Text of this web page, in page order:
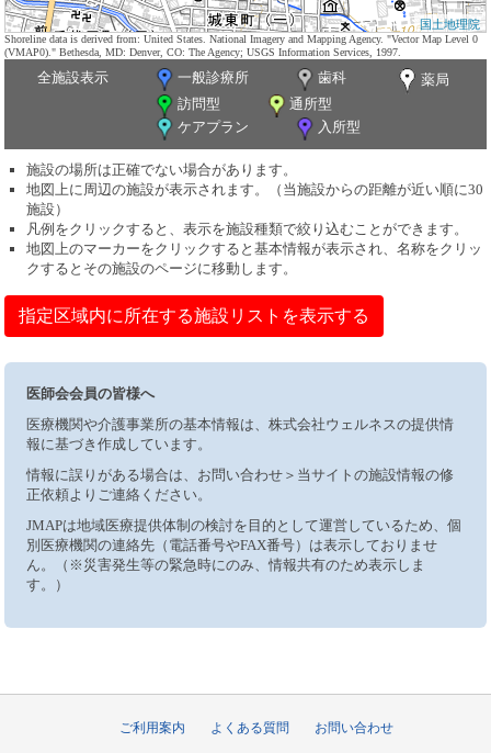
国土地理院
Shoreline data is derived from: United States. National Imagery and Mapping Agency. "Vector Map Level 0
(VMAP0)." Bethesda, MD: Denver, CO: The Agency; USGS Information Services, 1997.
全施設表示 一般診療所 歯科
薬局
訪問型
通所型
ケアプラン
入所型
施設の場所は正確でない場合があります。
地図上に周辺の施設が表示されます。（当施設からの距離が近い順に30
施設）
凡例をクリックすると、表示を施設種類で絞り込むことができます。
地図上のマーカーをクリックすると基本情報が表示され、名称をクリッ
クするとその施設のページに移動します。
指定区域内に所在する施設リストを表示する
医師会会員の皆様へ
医療機関や介護事業所の基本情報は、株式会社ウェルネスの提供情
報に基づき作成しています。
情報に誤りがある場合は、お問い合わせ＞当サイトの施設情報の修
正依頼よりご連絡ください。
JMAPは地域医療提供体制の検討を目的として運営しているため、個
別医療機関の連絡先（電話番号やFAX番号）は表示しておりませ
ん。（※災害発生等の緊急時にのみ、情報共有のため表示しま
す。）
ご利用案内 よくある質問 お問い合わせ